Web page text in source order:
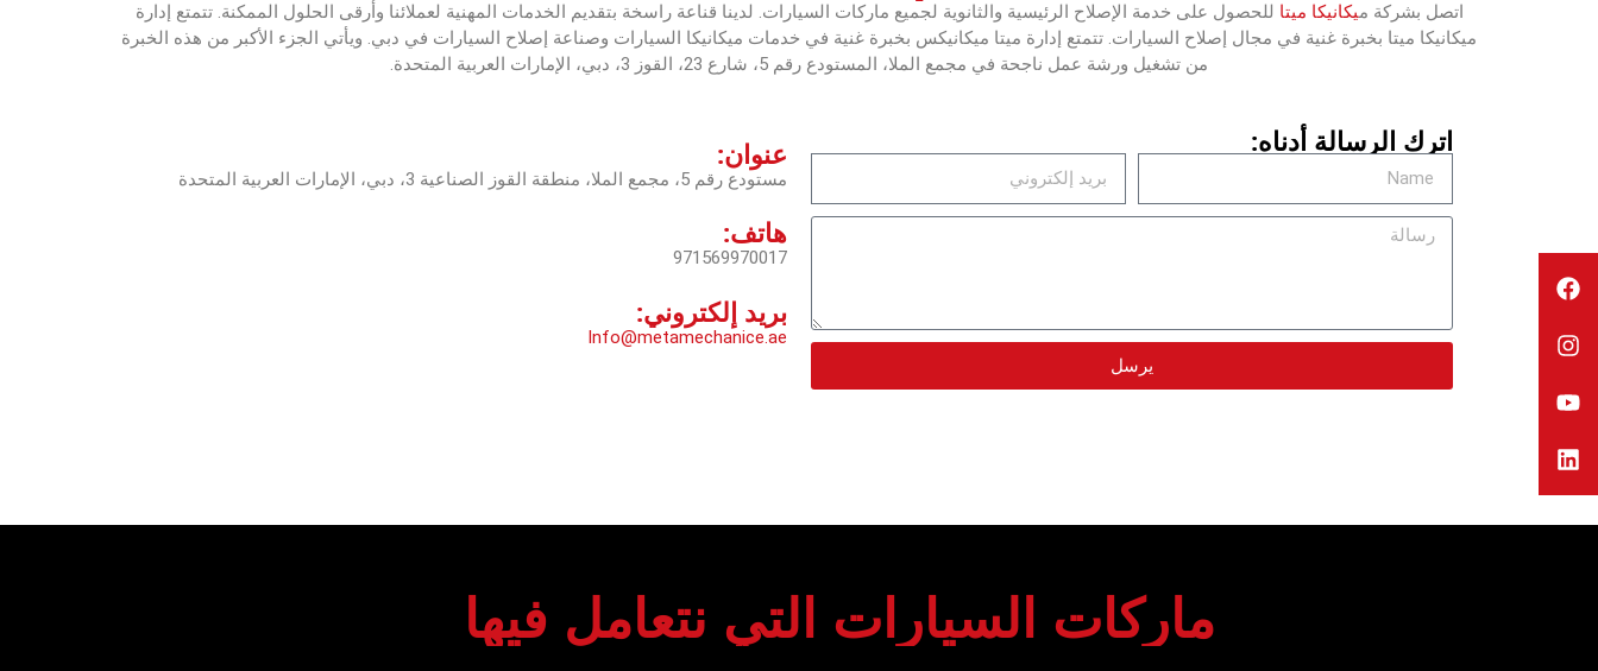
اتصل بشركة ميكانيكا ميتا للحصول على خدمة الإصلاح الرئيسية والثانوية لجميع ماركات السيارات. لدينا قناعة راسخة بتقديم الخدمات المهنية لعملائنا وأرقى الحلول الممكنة. تتمتع إدارة
ميكانيكا ميتا بخبرة غنية في مجال إصلاح السيارات. تتمتع إدارة ميتا ميكانيكس بخبرة غنية في خدمات ميكانيكا السيارات وصناعة إصلاح السيارات في دبي. ويأتي الجزء الأكبر من هذه الخبرة
من تشغيل ورشة عمل ناجحة في مجمع الملا، المستودع رقم 5، شارع 23، القوز 3، دبي، الإمارات العربية المتحدة.
اترك الرسالة أدناه:
يرسل
عنوان:
مستودع رقم 5، مجمع الملا، منطقة القوز الصناعية 3، دبي، الإمارات العربية المتحدة
هاتف:
971569970017
بريد إلكتروني:
Info@metamechanice.ae
‏ماركات السيارات التي نتعامل فيها‏